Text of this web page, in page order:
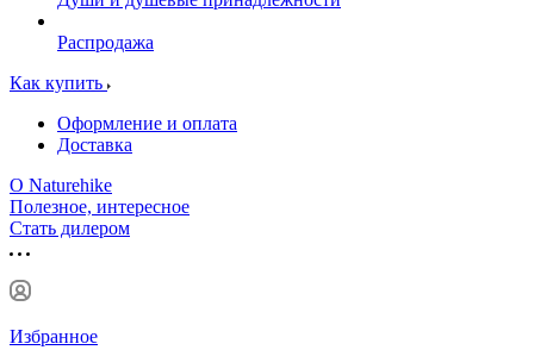
Распродажа
Как купить
Оформление и оплата
Доставка
О Naturehike
Полезное, интересное
Стать дилером
Избранное